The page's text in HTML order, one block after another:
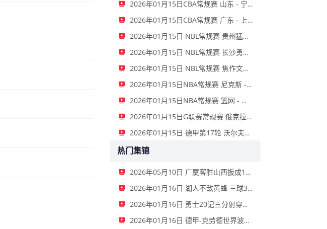
2026年01月15日CBA常规赛 山东 - 宁波 全场录像
2026年01月15日CBA常规赛 广东 - 上海 全场录像
2026年01月15日 NBL常规赛 贵州猛龙 VS 合肥狂风 全场录像
2026年01月15日 NBL常规赛 长沙勇胜 VS 安徽皖江龙 全场录像
2026年01月15日 NBL常规赛 焦作文旅 VS 香港金牛 全场录像
2026年01月15日NBA常规赛 尼克斯 - 国王 全场录像
2026年01月15日NBA常规赛 篮网 - 鹈鹕 全场录像
2026年01月15日G联赛常规赛 俄克拉荷马城蓝 - 撕裂之城混音 全场录像
2026年01月15日 德甲第17轮 沃尔夫斯堡vs圣保利 全场录像
热门集锦
2026年05月10日 广厦客胜山西扳成1-1 胡金秋17+11 迪亚洛关键上篮不中
2026年01月16日 湖人不敌黄蜂 三球30+11&9记三分 东契奇39分 詹姆斯29+9+6
2026年01月16日 勇士20记三分射穿尼克斯！库里27+7 巴特勒32+8 穆迪三分9中7
2026年01月16日 德甲-克劳德世界波柳比西奇绝平 十人柏林联合1-1奥格斯堡